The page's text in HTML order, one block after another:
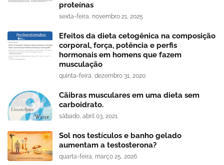
proteínas
sexta-feira, novembro 21, 2025
Efeitos da dieta cetogênica na composição
corporal, força, potência e perfis
hormonais em homens que fazem
musculação
quinta-feira, dezembro 31, 2020
Cãibras musculares em uma dieta sem
carboidrato.
sábado, abril 03, 2021
Sol nos testículos e banho gelado
aumentam a testosterona?
quarta-feira, março 25, 2026